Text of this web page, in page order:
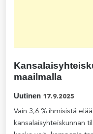
maailmalla
Uutinen 17.9.2025
Vain 3,6 % ihmisistä
kansalaisyhteiskunnan